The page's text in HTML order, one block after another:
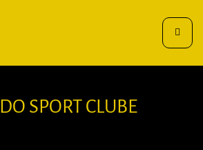
Toggle
SPORT CLUBE